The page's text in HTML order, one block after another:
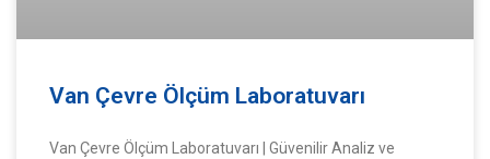
Van Çevre Ölçüm Laboratuvarı
Van Çevre Ölçüm Laboratuvarı | Güvenilir Analiz ve